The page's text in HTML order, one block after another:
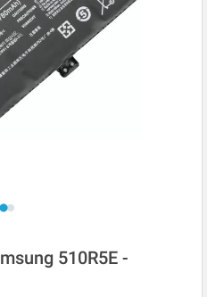
510R5E -